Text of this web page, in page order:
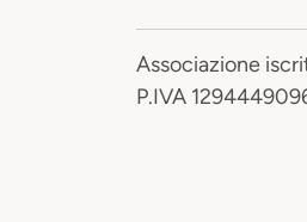
Associazione
P.IVA